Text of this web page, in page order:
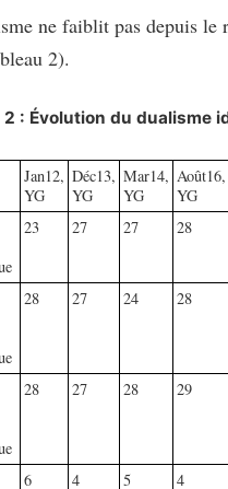
ne faiblit pas depuis le
2).
2 : Évolution du dualisme
Jan12,
YG
Déc13,
YG
Mar14,
YG
Août16,
YG
23 27 27 28
28 27 24 28
28 27 28 29
6 4 5 4